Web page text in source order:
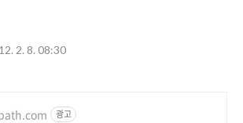
2. 8. 08:30
광고